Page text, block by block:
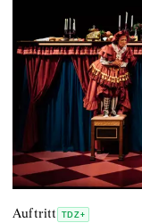
Auftritt TDZ+